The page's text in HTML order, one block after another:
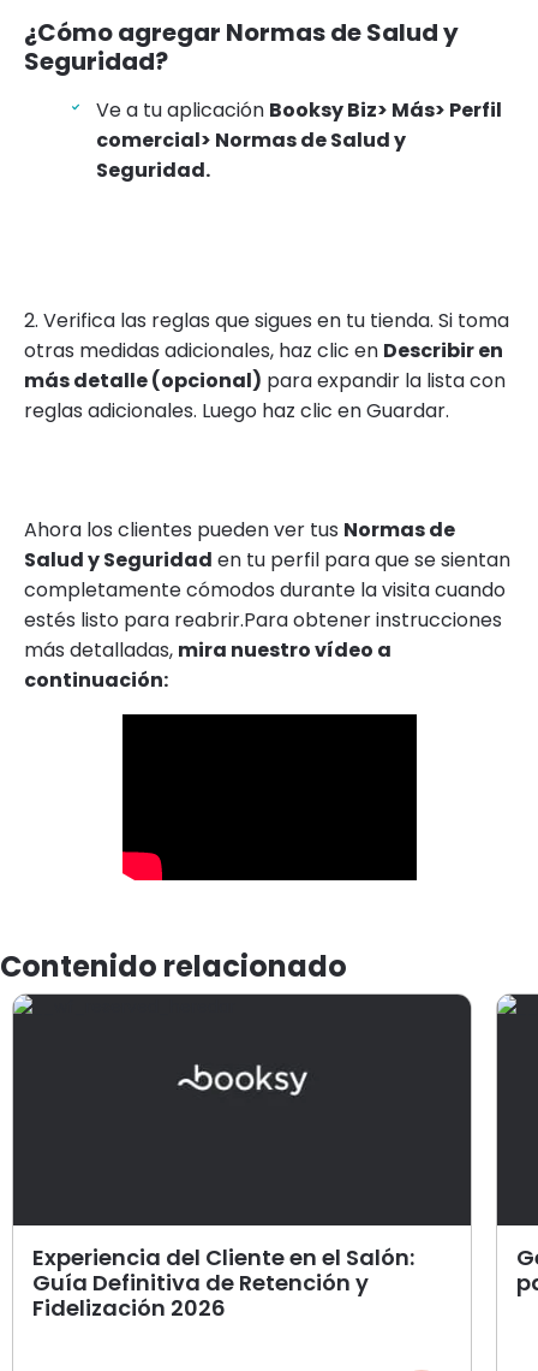
¿Cómo agregar Normas de Salud y
Seguridad?
Ve a tu aplicación Booksy Biz> Más> Perfil
comercial> Normas de Salud y
Seguridad.
2. Verifica las reglas que sigues en tu tienda. Si toma
otras medidas adicionales, haz clic en Describir en
más detalle (opcional) para expandir la lista con
reglas adicionales. Luego haz clic en Guardar.
Ahora los clientes pueden ver tus Normas de
Salud y Seguridad en tu perfil para que se sientan
completamente cómodos durante la visita cuando
estés listo para reabrir.Para obtener instrucciones
más detalladas, mira nuestro vídeo a
continuación:
Contenido relacionado
Experiencia del Cliente en el Salón:
Guía Definitiva de Retención y
Fidelización 2026